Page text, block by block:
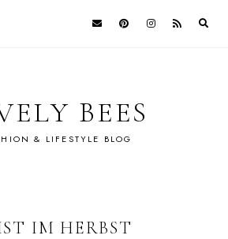
BEES
& LIFESTYLE BLOG
IM HERBST